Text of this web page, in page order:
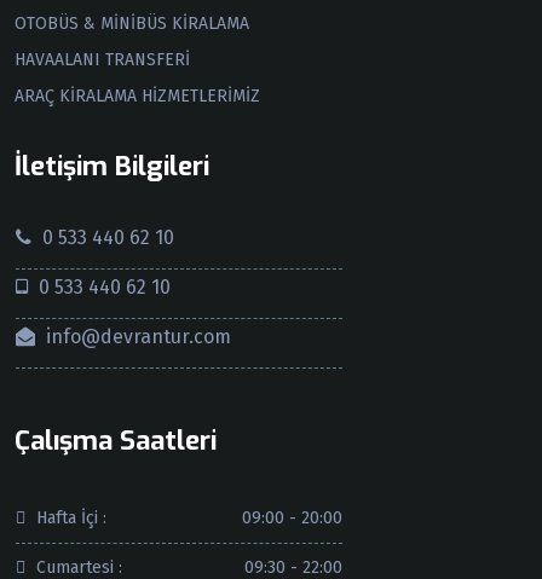
OTOBÜS & MİNİBÜS KİRALAMA
HAVAALANI TRANSFERİ
ARAÇ KİRALAMA HİZMETLERİMİZ
İletişim Bilgileri
0 533 440 62 10
0 533 440 62 10
info@devrantur.com
Çalışma Saatleri
Hafta İçi : 09:00 - 20:00
Cumartesi : 09:30 - 22:00